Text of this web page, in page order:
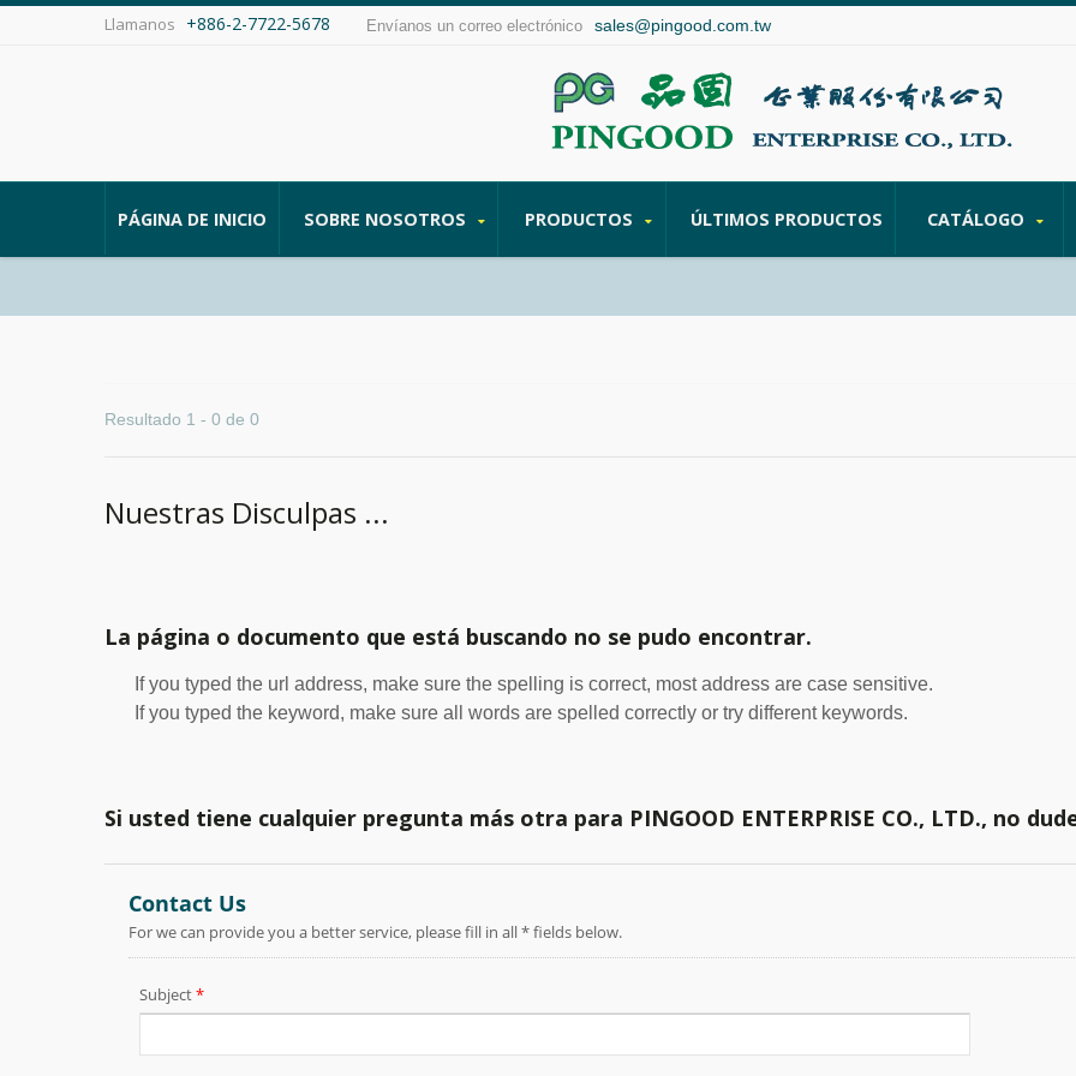
Llamanos +886-2-7722-5678 Envíanos un correo electrónico sales@pingood.com.tw
PÁGINA DE INICIO SOBRE NOSOTROS PRODUCTOS ÚLTIMOS PRODUCTOS CATÁLOGO
Resultado 1 - 0 de 0
Nuestras Disculpas ...
La página o documento que está buscando no se pudo encontrar.
If you typed the url address, make sure the spelling is correct, most address are case sensitive.
If you typed the keyword, make sure all words are spelled correctly or try different keywords.
Si usted tiene cualquier pregunta más otra para PINGOOD ENTERPRISE CO., LTD., no